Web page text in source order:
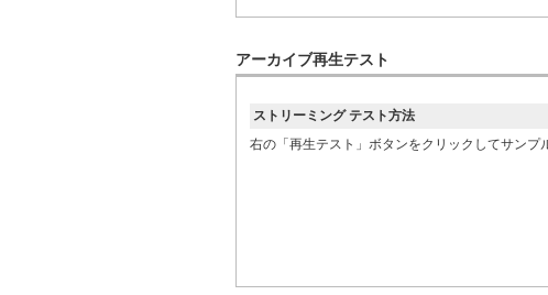
アーカイブ再生テスト
ストリーミング テスト方法
右の「再生テスト」ボタンをクリックしてサンプ